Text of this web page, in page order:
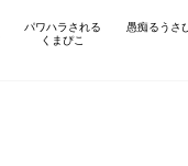
パワハラされる
くまぴこ
愚痴るうさ